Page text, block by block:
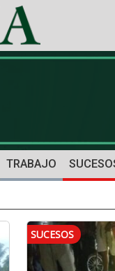
TRABAJO
SUCESOS